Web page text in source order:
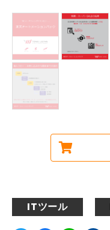
ITツール